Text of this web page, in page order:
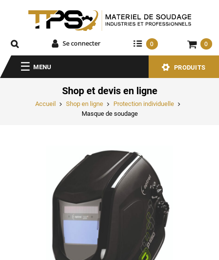
Se connecter 0 0
MENU PRODUITS
Shop et devis en ligne
Accueil Shop en ligne
Protection individuelle
Masque de soudage